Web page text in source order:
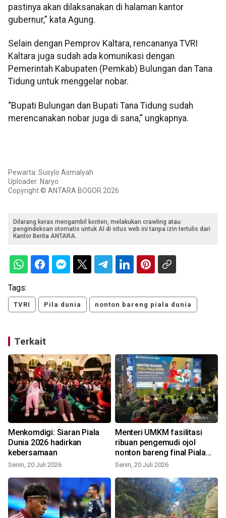
pastinya akan dilaksanakan di halaman kantor
gubernur,” kata Agung.
Selain dengan Pemprov Kaltara, rencananya TVRI
Kaltara juga sudah ada komunikasi dengan
Pemerintah Kabupaten (Pemkab) Bulungan dan Tana
Tidung untuk menggelar nobar.
“Bupati Bulungan dan Bupati Tana Tidung sudah
merencanakan nobar juga di sana,” ungkapnya.
Pewarta: Susylo Asmalyah
Uploader: Naryo
Copyright © ANTARA BOGOR 2026
Dilarang keras mengambil konten, melakukan crawling atau
pengindeksan otomatis untuk AI di situs web ini tanpa izin tertulis dari
Kantor Berita ANTARA.
Tags:
TVRI Pila dunia nonton bareng piala dunia
Terkait
Menkomdigi: Siaran Piala
Dunia 2026 hadirkan
kebersamaan
Senin, 20 Juli 2026
Menteri UMKM fasilitasi
ribuan pengemudi ojol
nonton bareng final Piala
Dunia 2026
Senin, 20 Juli 2026